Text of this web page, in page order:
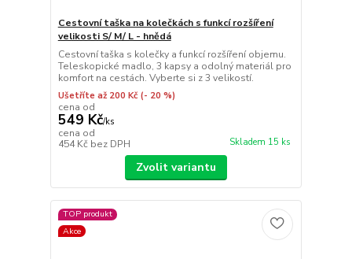
Cestovní taška na kolečkách s funkcí rozšíření
velikosti S/ M/ L - hnědá
Cestovní taška s kolečky a funkcí rozšíření objemu.
Teleskopické madlo, 3 kapsy a odolný materiál pro
komfort na cestách. Vyberte si z 3 velikostí.
Ušetříte až 200 Kč (- 20 %)
cena od
549 Kč/ks
cena od
454 Kč bez DPH Skladem 15 ks
Zvolit variantu
TOP produkt
Akce